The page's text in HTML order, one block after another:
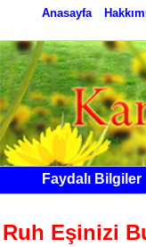
Anasayfa
Faydalı Bilgiler
Ruh Eşinizi